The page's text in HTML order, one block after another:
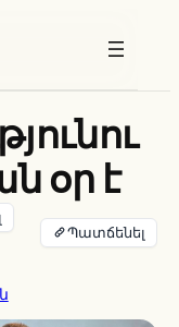
օր է